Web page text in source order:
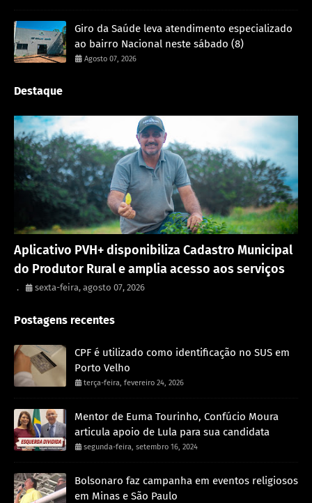
Giro da Saúde leva atendimento especializado
ao bairro Nacional neste sábado (8)
Agosto 07, 2026
Destaque
Aplicativo PVH+ disponibiliza Cadastro Municipal
do Produtor Rural e amplia acesso aos serviços
. sexta-feira, agosto 07, 2026
Postagens recentes
CPF é utilizado como identificação no SUS em
Porto Velho
terça-feira, fevereiro 24, 2026
Mentor de Euma Tourinho, Confúcio Moura
articula apoio de Lula para sua candidata
segunda-feira, setembro 16, 2024
Bolsonaro faz campanha em eventos religiosos
em Minas e São Paulo